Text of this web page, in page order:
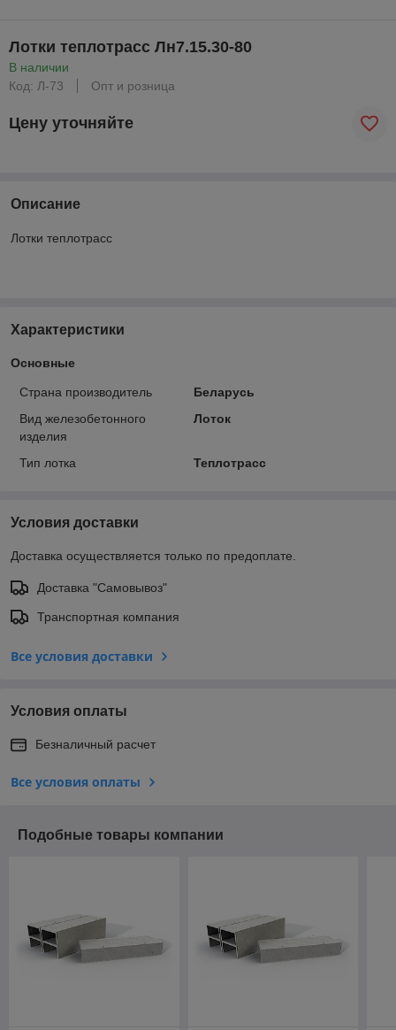
Лотки теплотрасс Лн7.15.30-80
В наличии
Код: Л-73
Опт и розница
Цену уточняйте
Описание
Лотки теплотрасс
Характеристики
Основные
Страна производитель
Беларусь
Вид железобетонного
изделия
Лоток
Тип лотка Теплотрасс
Условия доставки
Доставка осуществляется только по предоплате.
Доставка "Самовывоз"
Транспортная компания
Все условия доставки
Условия оплаты
Безналичный расчет
Все условия оплаты
Подобные товары компании